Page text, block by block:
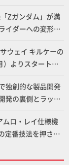
Zガンダム」が満
イダーへの変形、
【機動戦士Zガン
ウェイ キルケーの
）よりスタート！
独創的な製品開発
発の裏側とラッカ
！
ムロ・レイ仕様機
定番技法を押さえ